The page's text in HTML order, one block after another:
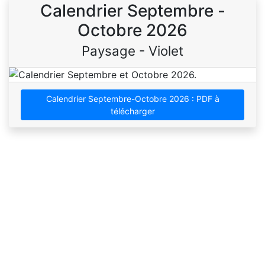
Calendrier Septembre -
Octobre 2026
Paysage - Violet
Calendrier Septembre-Octobre 2026 : PDF à
télécharger